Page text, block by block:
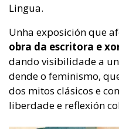
Lingua.
Unha exposición que
obra da escritora e
dando visibilidade a
dende o feminismo,
dos mitos clásicos e
liberdade e reflexión